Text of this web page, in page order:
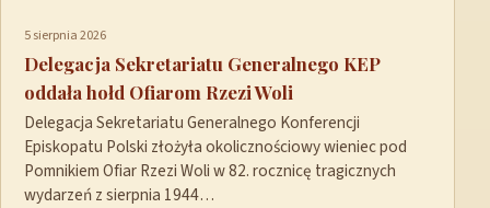
5 sierpnia 2026
Delegacja Sekretariatu Generalnego KEP
oddała hołd Ofiarom Rzezi Woli
Delegacja Sekretariatu Generalnego Konferencji
Episkopatu Polski złożyła okolicznościowy wieniec pod
Pomnikiem Ofiar Rzezi Woli w 82. rocznicę tragicznych
wydarzeń z sierpnia 1944…